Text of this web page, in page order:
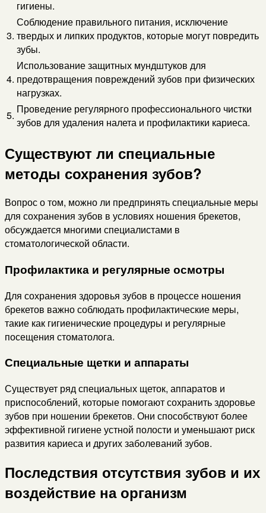
гигиены.
3.
Соблюдение правильного питания, исключение
твердых и липких продуктов, которые могут повредить
зубы.
4.
Использование защитных мундштуков для
предотвращения повреждений зубов при физических
нагрузках.
5. Проведение регулярного профессионального чистки
зубов для удаления налета и профилактики кариеса.
Существуют ли специальные
методы сохранения зубов?
Вопрос о том, можно ли предпринять специальные меры
для сохранения зубов в условиях ношения брекетов,
обсуждается многими специалистами в
стоматологической области.
Профилактика и регулярные осмотры
Для сохранения здоровья зубов в процессе ношения
брекетов важно соблюдать профилактические меры,
такие как гигиенические процедуры и регулярные
посещения стоматолога.
Специальные щетки и аппараты
Существует ряд специальных щеток, аппаратов и
приспособлений, которые помогают сохранить здоровье
зубов при ношении брекетов. Они способствуют более
эффективной гигиене устной полости и уменьшают риск
развития кариеса и других заболеваний зубов.
Последствия отсутствия зубов и их
воздействие на организм